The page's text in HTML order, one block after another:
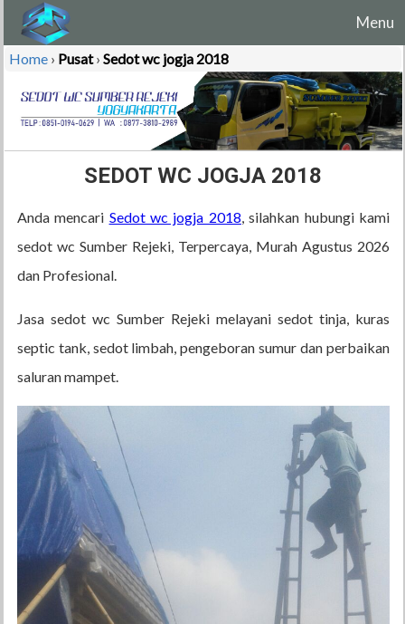
Menu
Home › Pusat › Sedot wc jogja 2018
SEDOT WC JOGJA 2018
Anda mencari Sedot wc jogja 2018, silahkan hubungi kami
sedot wc Sumber Rejeki, Terpercaya, Murah Agustus 2026
dan Profesional.
Jasa sedot wc Sumber Rejeki melayani sedot tinja, kuras
septic tank, sedot limbah, pengeboran sumur dan perbaikan
saluran mampet.